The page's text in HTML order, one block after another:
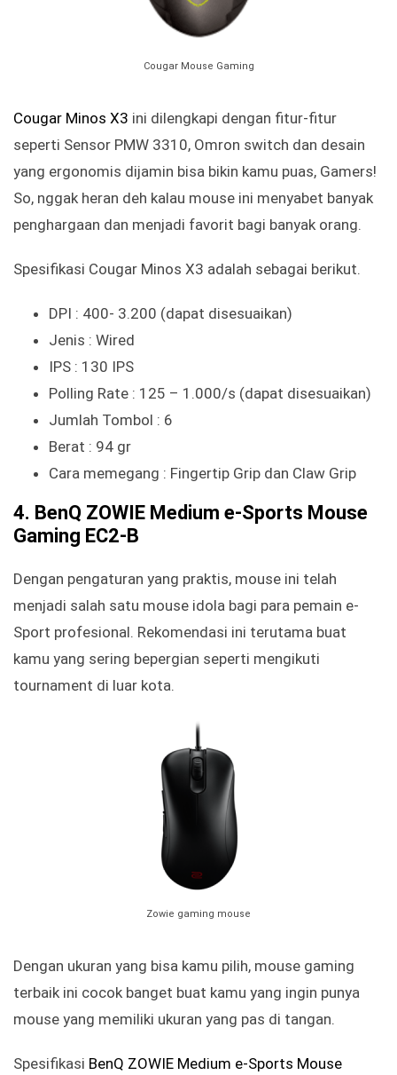
Cougar Mouse Gaming
Cougar Minos X3 ini dilengkapi dengan fitur-fitur
seperti Sensor PMW 3310, Omron switch dan desain
yang ergonomis dijamin bisa bikin kamu puas, Gamers!
So, nggak heran deh kalau mouse ini menyabet banyak
penghargaan dan menjadi favorit bagi banyak orang.
Spesifikasi Cougar Minos X3 adalah sebagai berikut.
DPI : 400- 3.200 (dapat disesuaikan)
Jenis : Wired
IPS : 130 IPS
Polling Rate : 125 – 1.000/s (dapat disesuaikan)
Jumlah Tombol : 6
Berat : 94 gr
Cara memegang : Fingertip Grip dan Claw Grip
4. BenQ ZOWIE Medium e-Sports Mouse
Gaming EC2-B
Dengan pengaturan yang praktis, mouse ini telah
menjadi salah satu mouse idola bagi para pemain e-
Sport profesional. Rekomendasi ini terutama buat
kamu yang sering bepergian seperti mengikuti
tournament di luar kota.
Zowie gaming mouse
Dengan ukuran yang bisa kamu pilih, mouse gaming
terbaik ini cocok banget buat kamu yang ingin punya
mouse yang memiliki ukuran yang pas di tangan.
Spesifikasi BenQ ZOWIE Medium e-Sports Mouse